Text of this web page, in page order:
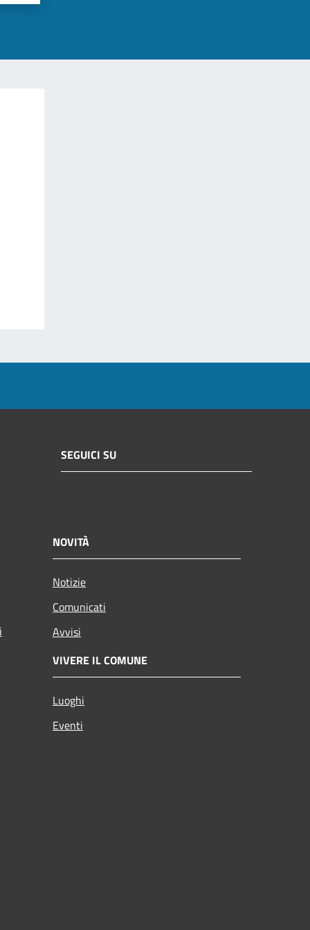
SEGUICI SU
NOVITÀ
Notizie
Comunicati
Avvisi
VIVERE IL COMUNE
Luoghi
Eventi